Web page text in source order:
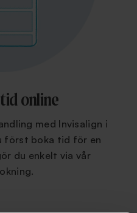
online
med Invisalign i
först boka tid för en
du enkelt via vår